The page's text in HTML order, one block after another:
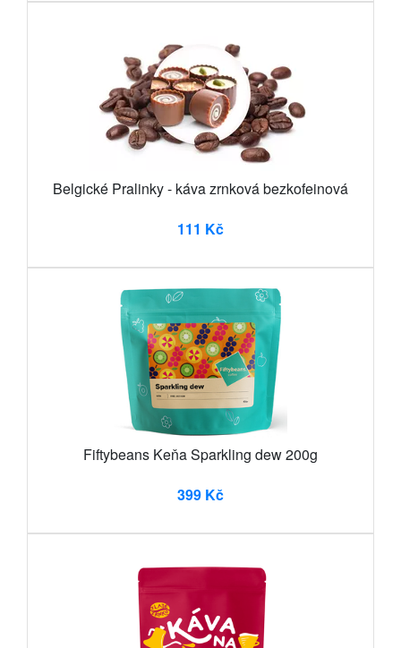
Belgické Pralinky - káva zrnková bezkofeinová
111 Kč
Fiftybeans Keňa Sparkling dew 200g
399 Kč